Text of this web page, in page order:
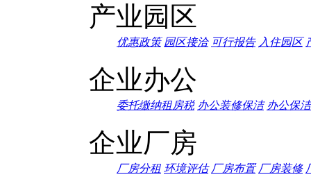
产业园区
优惠政策 园区接洽 可行报告 入住园区
企业办公
委托缴纳租房税 办公装修保洁 办公保洁
企业厂房
厂房分租 环境评估 厂房布置 厂房装修